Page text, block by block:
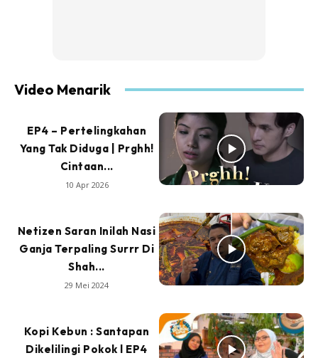
Video Menarik
EP4 – Pertelingkahan
Yang Tak Diduga | Prghh!
Cintaan...
10 Apr 2026
Netizen Saran Inilah Nasi
Ganja Terpaling Surrr Di
Shah...
29 Mei 2024
Kopi Kebun : Santapan
Dikelilingi Pokok l EP4